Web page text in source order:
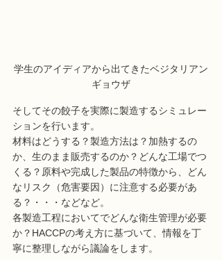
学生のアイディアから出てきたベジタリアン
ギョウザ
そしてその餃子を実際に製造するシミュレー
ションを行います。
材料はどうする？製造方法は？加熱するの
か、生のまま販売するのか？どんな工場でつ
くる？原料や完成した製品の特徴から、どん
なリスク（危害要因）に注意する必要があ
る？・・・などなど。
各製造工程においてでどんな衛生管理が必要
か？HACCPの考え方に基づいて、情報を丁
寧に整理しながら議論をします。